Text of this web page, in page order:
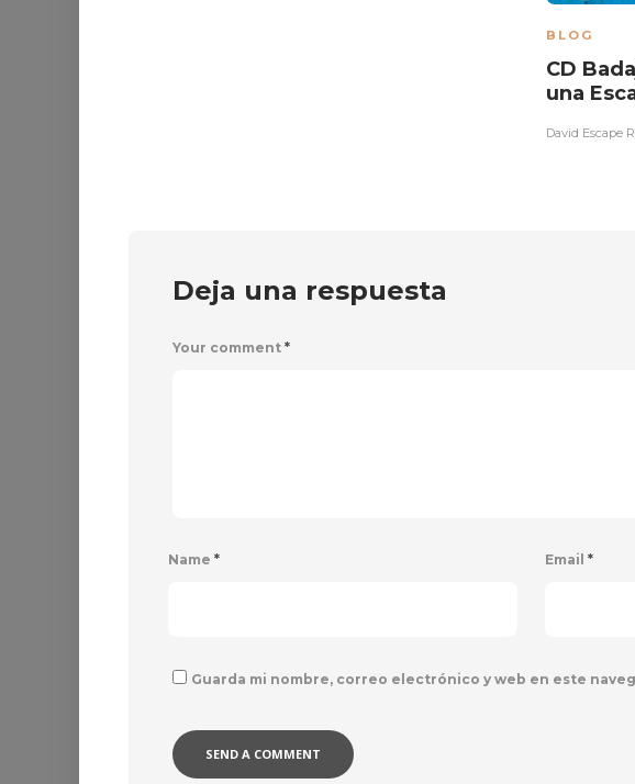
BLOG
CD
una
David Escape
Deja una respuesta
Your comment *
Name * Email *
Guarda mi nombre, correo electrónico y web en este